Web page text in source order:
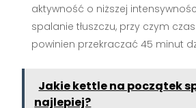
aktywność o niższej
spalanie tłuszczu, przy czym
powinien przekraczać 45 minut
Jakie kettle na początek
najlepiej?